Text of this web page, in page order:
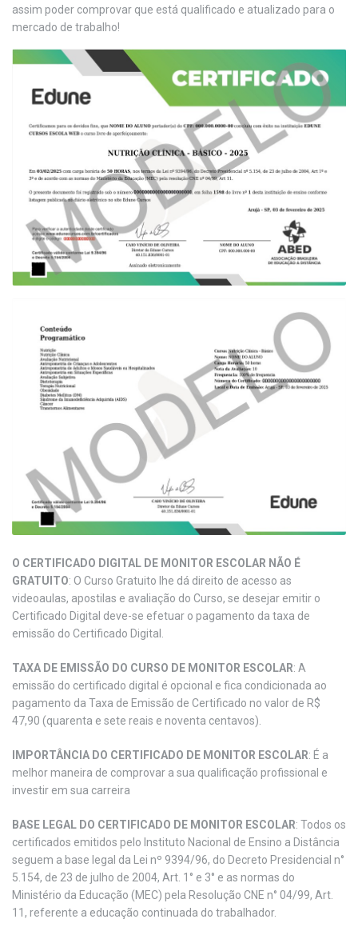
assim poder comprovar que está qualificado e atualizado para o
mercado de trabalho!
O CERTIFICADO DIGITAL DE MONITOR ESCOLAR NÃO É
GRATUITO: O Curso Gratuito lhe dá direito de acesso as
videoaulas, apostilas e avaliação do Curso, se desejar emitir o
Certificado Digital deve-se efetuar o pagamento da taxa de
emissão do Certificado Digital.
TAXA DE EMISSÃO DO CURSO DE MONITOR ESCOLAR: A
emissão do certificado digital é opcional e fica condicionada ao
pagamento da Taxa de Emissão de Certificado no valor de R$
47,90 (quarenta e sete reais e noventa centavos).
IMPORTÂNCIA DO CERTIFICADO DE MONITOR ESCOLAR: É a
melhor maneira de comprovar a sua qualificação profissional e
investir em sua carreira
BASE LEGAL DO CERTIFICADO DE MONITOR ESCOLAR: Todos os
certificados emitidos pelo Instituto Nacional de Ensino a Distância
seguem a base legal da Lei nº 9394/96, do Decreto Presidencial n°
5.154, de 23 de julho de 2004, Art. 1° e 3° e as normas do
Ministério da Educação (MEC) pela Resolução CNE n° 04/99, Art.
11, referente a educação continuada do trabalhador.